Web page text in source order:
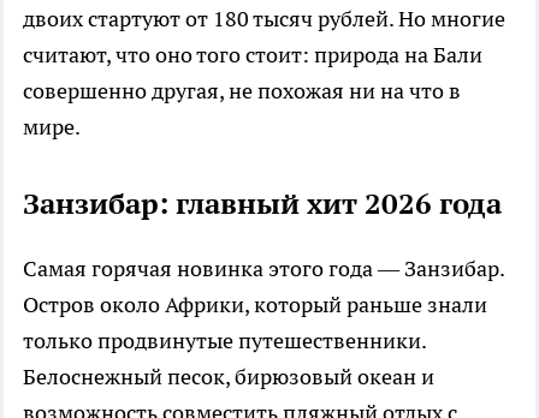
двоих стартуют от 180 тысяч рублей. Но многие
считают, что оно того стоит: природа на Бали
совершенно другая, не похожая ни на что в
мире.
Занзибар: главный хит 2026 года
Самая горячая новинка этого года — Занзибар.
Остров около Африки, который раньше знали
только продвинутые путешественники.
Белоснежный песок, бирюзовый океан и
возможность совместить пляжный отдых с